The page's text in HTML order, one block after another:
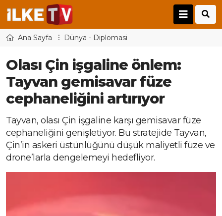
Ana Sayfa Dünya - Diplomasi
Olası Çin işgaline önlem:
Tayvan gemisavar füze
cephaneliğini artırıyor
Tayvan, olası Çin işgaline karşı gemisavar füze
cephaneliğini genişletiyor. Bu stratejide Tayvan,
Çin’in askeri üstünlüğünü düşük maliyetli füze ve
drone’larla dengelemeyi hedefliyor.